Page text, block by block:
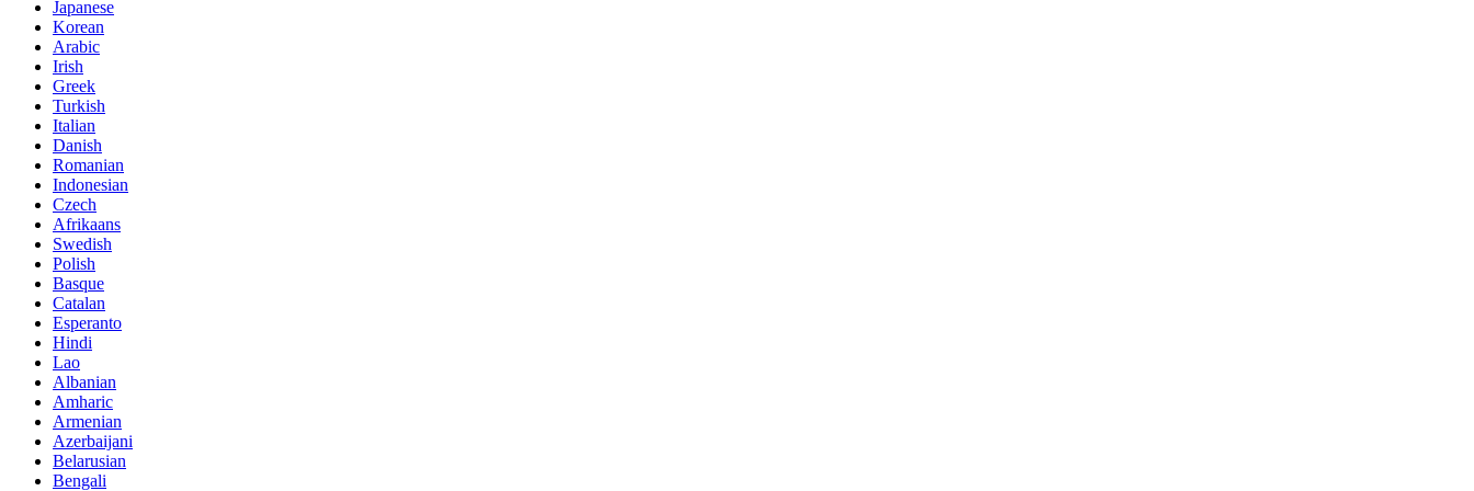
Japanese
Korean
Arabic
Irish
Greek
Turkish
Italian
Danish
Romanian
Indonesian
Czech
Afrikaans
Swedish
Polish
Basque
Catalan
Esperanto
Hindi
Lao
Albanian
Amharic
Armenian
Azerbaijani
Belarusian
Bengali